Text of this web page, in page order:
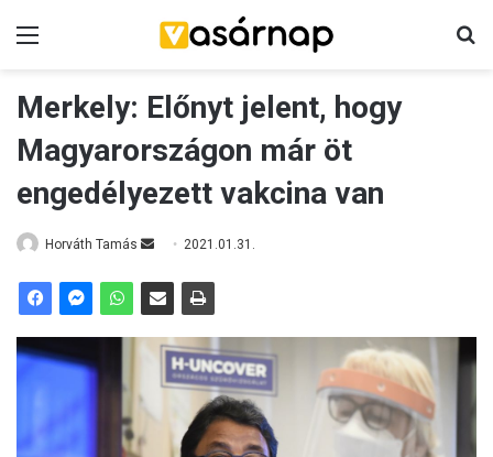
Merkely: Előnyt jelent, hogy
Magyarországon már öt
engedélyezett vakcina van
Horváth Tamás
n
2021.01.31.